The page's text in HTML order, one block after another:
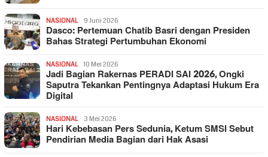
NASIONAL 9 Juni 2026
Dasco: Pertemuan Chatib Basri dengan Presiden
Bahas Strategi Pertumbuhan Ekonomi
NASIONAL 10 Mei 2026
Jadi Bagian Rakernas PERADI SAI 2026, Ongki
Saputra Tekankan Pentingnya Adaptasi Hukum Era
Digital
NASIONAL 3 Mei 2026
Hari Kebebasan Pers Sedunia, Ketum SMSI Sebut
Pendirian Media Bagian dari Hak Asasi